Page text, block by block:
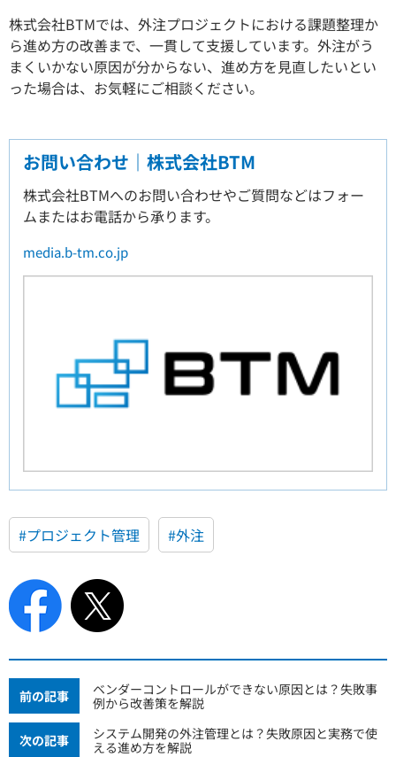
株式会社BTMでは、外注プロジェクトにおける課題整理か
ら進め方の改善まで、一貫して支援しています。外注がう
まくいかない原因が分からない、進め方を見直したいとい
った場合は、お気軽にご相談ください。
お問い合わせ｜株式会社BTM
株式会社BTMへのお問い合わせやご質問などはフォー
ムまたはお電話から承ります。
media.b-tm.co.jp
#プロジェクト管理 #外注
前の記事
ベンダーコントロールができない原因とは？失敗事
例から改善策を解説
次の記事
システム開発の外注管理とは？失敗原因と実務で使
える進め方を解説